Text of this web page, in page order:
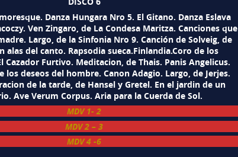
Danza Hungara Nro 5. El Gitano. Danza Eslava
Ven Zingaro, de La Condesa Maritza. Canciones que
Largo, de la Sinfonia Nro 9. Canción de Solveig, de
alas del canto. Rapsodia sueca.Finlandia.Coro de los
Cazador Furtivo. Meditacion, de Thais. Panis Angelicus.
los deseos del hombre. Canon Adagio. Largo, de Jerjes.
de la tarde, de Hansel y Gretel. En el jardin de un
Ave Verum Corpus. Aria para la Cuerda de Sol.
MDV 1- 2
MDV 2 – 3
MDV 4 -6